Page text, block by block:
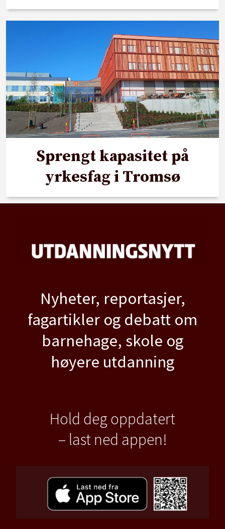
Sprengt kapasitet på
yrkesfag i Tromsø
Nyheter, reportasjer,
fagartikler og debatt om
barnehage, skole og
høyere utdanning
Hold deg oppdatert
– last ned appen!